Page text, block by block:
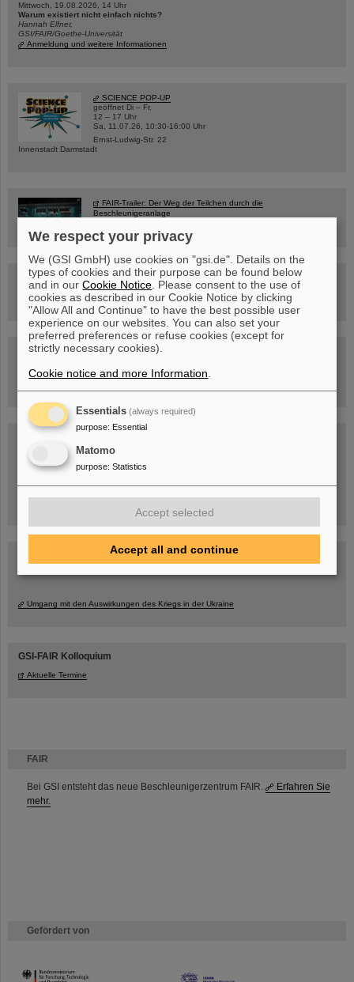
FAIR
Bei GSI entsteht das neue Beschleunigerzentrum FAIR.
Erfahren Sie
mehr.
Gefördert von
HMWK
Mittwoch, 19.08.2026, 14 Uhr
Warum existiert nicht einfach nichts?
Hannah Elfner,
GSI/FAIR/Goethe-Universität
Anmeldung und weitere Informationen
SCIENCE POP-UP
geöffnet Di – Fr,
12 – 17 Uhr
Sa, 11.07.26, 10:30-16:00 Uhr
Ernst-Ludwig-Str. 22
Innenstadt Darmstadt
FAIR-Trailer: Der Weg der Teilchen durch die
Beschleunigeranlage
Rundflug über die FAIR-Baustelle
Besichtigung von GSI/FAIR –
Menschen
Umgang mit den Auswirkungen des Kriegs in der Ukraine
GSI-FAIR Kolloquium
Aktuelle Termine
We respect your privacy
We (GSI GmbH) use cookies on "gsi.de". Details on the
types of cookies and their purpose can be found below
and in ourCookie Notice . Please consent to the use of
cookies as described in our Cookie Notice by clicking
"Allow All and Continue" to have the best possible user
experience on our websites. You can also set your
preferred preferences or refuse cookies (except for
strictly necessary cookies).
Cookie notice and more Information
Essentials (always required)
purpose: Essential
Matomo
purpose: Statistics
Accept selected
Accept all and continue